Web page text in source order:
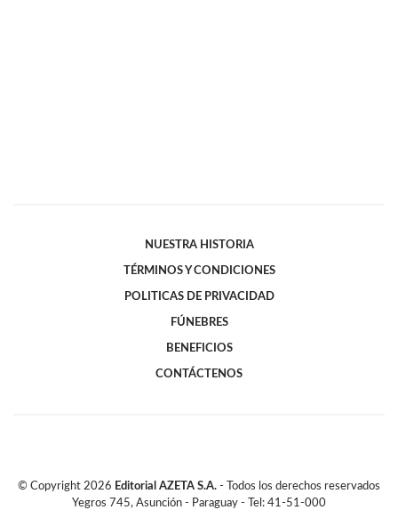
NUESTRA HISTORIA
TÉRMINOS Y CONDICIONES
POLITICAS DE PRIVACIDAD
FÚNEBRES
BENEFICIOS
CONTÁCTENOS
© Copyright 2026 Editorial AZETA S.A. - Todos los derechos reservados
Yegros 745, Asunción - Paraguay - Tel: 41-51-000